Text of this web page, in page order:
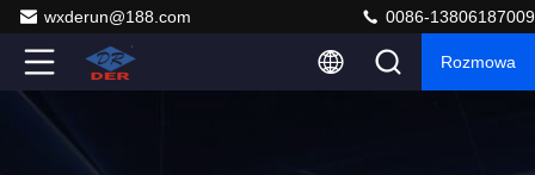
wxderun@188.com 0086-13806187009
Rozmowa